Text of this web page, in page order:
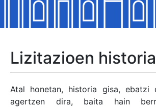
Erakutsi/Ezkutatu
Erakutsi/Ezkutatu
Erakutsi/Ezkutatu
Lizitazioen historia
Atal honetan, historia gisa, ebatzi
agertzen dira, baita hain